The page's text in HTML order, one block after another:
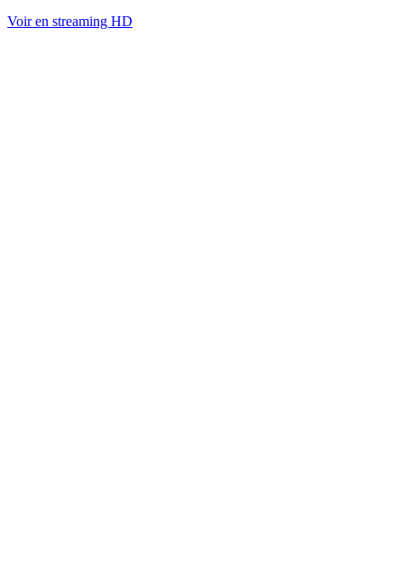
Voir en streaming HD